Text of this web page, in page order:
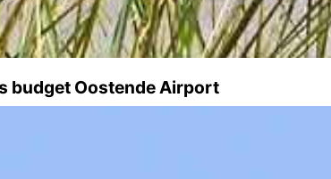
budget Oostende Airport